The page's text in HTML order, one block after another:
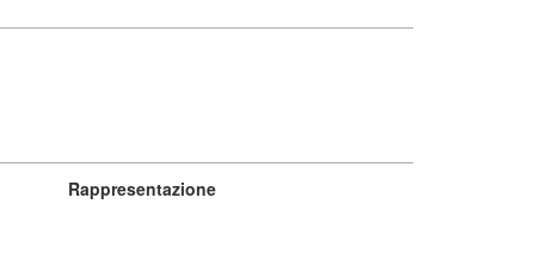
Rappresentazione